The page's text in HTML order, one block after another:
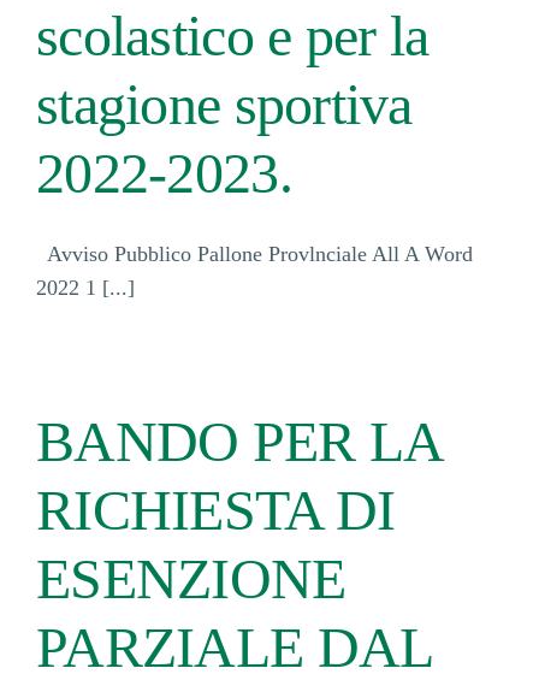
scolastico e per la
stagione sportiva
2022-2023.
Avviso Pubblico Pallone Provlnciale All A Word
2022 1 [...]
BANDO PER LA
RICHIESTA DI
ESENZIONE
PARZIALE DAL